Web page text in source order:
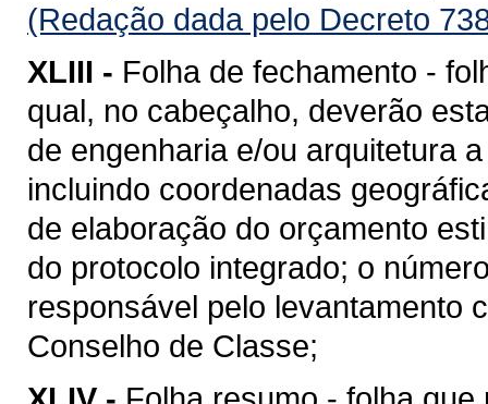
(Redação dada pelo Decreto
XLIII - Folha de fechamento -
qual, no cabeçalho, deverão
de engenharia e/ou arquitetura
incluindo coordenadas
de elaboração do orçamento
do protocolo integrado; o
responsável pelo levantamento
Conselho de Classe;